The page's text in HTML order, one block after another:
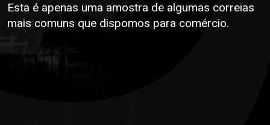
Esta é apenas uma amostra de algumas correias
mais comuns que dispomos para comércio.